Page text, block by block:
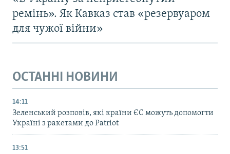
ремінь». Як Кавказ став «резервуаром
для чужої війни»
ОСТАННІ НОВИНИ
14:11
Зеленський розповів, які країни ЄС можуть допомогти
Україні з ракетами до Patriot
13:51